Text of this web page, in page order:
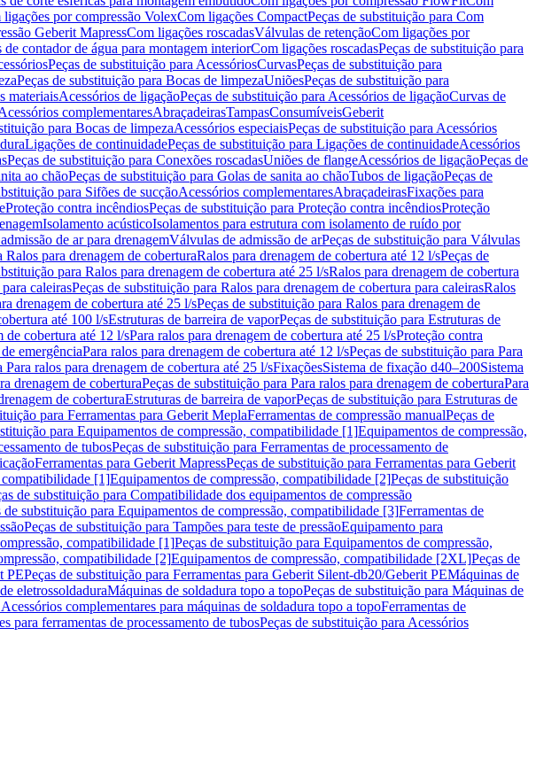
ligações por compressão VolexCom ligações CompactPeças de substituição para Com
Geberit MapressCom ligações roscadasVálvulas de retençãoCom ligações por
de contador de água para montagem interiorCom ligações roscadasPeças de substituição para
Peças de substituição para AcessóriosCurvasPeças de substituição para
Peças de substituição para Bocas de limpezaUniõesPeças de substituição para
materiaisAcessórios de ligaçãoPeças de substituição para Acessórios de ligaçãoCurvas de
complementaresAbraçadeirasTampasConsumíveisGeberit
para Bocas de limpezaAcessórios especiaisPeças de substituição para Acessórios
Ligações de continuidadePeças de substituição para Ligações de continuidadeAcessórios
Peças de substituição para Conexões roscadasUniões de flangeAcessórios de ligaçãoPeças de
ao chãoPeças de substituição para Golas de sanita ao chãoTubos de ligaçãoPeças de
para Sifões de sucçãoAcessórios complementaresAbraçadeirasFixações para
Proteção contra incêndiosPeças de substituição para Proteção contra incêndiosProteção
Isolamento acústicoIsolamentos para estrutura com isolamento de ruído por
de ar para drenagemVálvulas de admissão de arPeças de substituição para Válvulas
Ralos para drenagem de coberturaRalos para drenagem de cobertura até 12 l/sPeças de
para Ralos para drenagem de cobertura até 25 l/sRalos para drenagem de cobertura
caleirasPeças de substituição para Ralos para drenagem de cobertura para caleirasRalos
drenagem de cobertura até 25 l/sPeças de substituição para Ralos para drenagem de
até 100 l/sEstruturas de barreira de vaporPeças de substituição para Estruturas de
de cobertura até 12 l/sPara ralos para drenagem de cobertura até 25 l/sProteção contra
emergênciaPara ralos para drenagem de cobertura até 12 l/sPeças de substituição para Para
Para ralos para drenagem de cobertura até 25 l/sFixaçõesSistema de fixação d40–200Sistema
drenagem de coberturaPeças de substituição para Para ralos para drenagem de coberturaPara
de coberturaEstruturas de barreira de vaporPeças de substituição para Estruturas de
para Ferramentas para Geberit MeplaFerramentas de compressão manualPeças de
para Equipamentos de compressão, compatibilidade [1]Equipamentos de compressão,
de tubosPeças de substituição para Ferramentas de processamento de
Ferramentas para Geberit MapressPeças de substituição para Ferramentas para Geberit
compatibilidade [1]Equipamentos de compressão, compatibilidade [2]Peças de substituição
de substituição para Compatibilidade dos equipamentos de compressão
de substituição para Equipamentos de compressão, compatibilidade [3]Ferramentas de
Peças de substituição para Tampões para teste de pressãoEquipamento para
compatibilidade [1]Peças de substituição para Equipamentos de compressão,
compatibilidade [2]Equipamentos de compressão, compatibilidade [2XL]Peças de
PEPeças de substituição para Ferramentas para Geberit Silent-db20/Geberit PEMáquinas de
eletrossoldaduraMáquinas de soldadura topo a topoPeças de substituição para Máquinas de
complementares para máquinas de soldadura topo a topoFerramentas de
para ferramentas de processamento de tubosPeças de substituição para Acessórios